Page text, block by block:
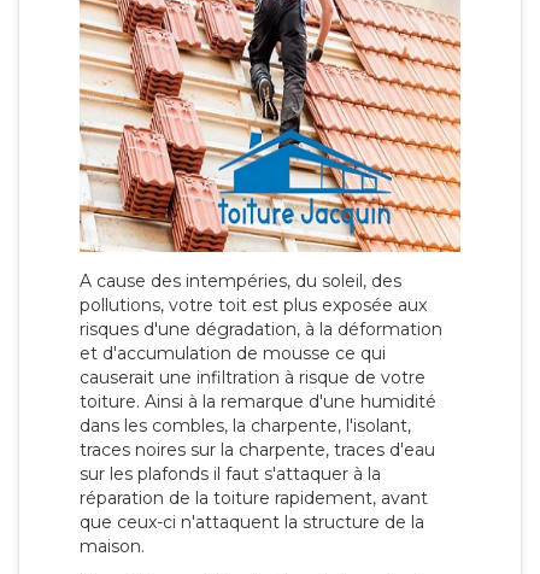
A cause des intempéries, du soleil, des
pollutions, votre toit est plus exposée aux
risques d'une dégradation, à la déformation
et d'accumulation de mousse ce qui
causerait une infiltration à risque de votre
toiture. Ainsi à la remarque d'une humidité
dans les combles, la charpente, l'isolant,
traces noires sur la charpente, traces d'eau
sur les plafonds il faut s'attaquer à la
réparation de la toiture rapidement, avant
que ceux-ci n'attaquent la structure de la
maison.